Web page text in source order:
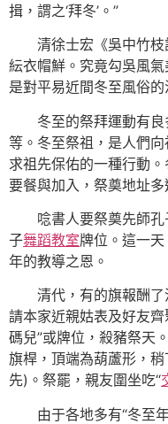
揖，謂之‘拜冬’。”
清徐士宏《吳中竹
紜衣帽鮮。究竟勾吳風
是對平易近間冬至風俗的
冬至的祭拜運動有
等。冬至祭祖，是人們
求祖先保佑的一種行動
要餐與加入，祭奠地址
唸書人要祭奠先師
子舞蹈教室牌位。這一
年的教導之恩。
清代，有的旗報酬
請本家近親姑表及好友
碼兒”或牌位，殺豬祭天
旗桿，頂端為葫蘆形，稍
先)。祭罷，親友圍坐吃“
由于各地多有“冬至